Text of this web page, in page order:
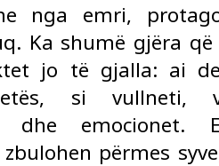
nga emri,
Ka shumë gjëra
jo të gjalla: ai
si vullneti,
dhe emocionet.
përmes